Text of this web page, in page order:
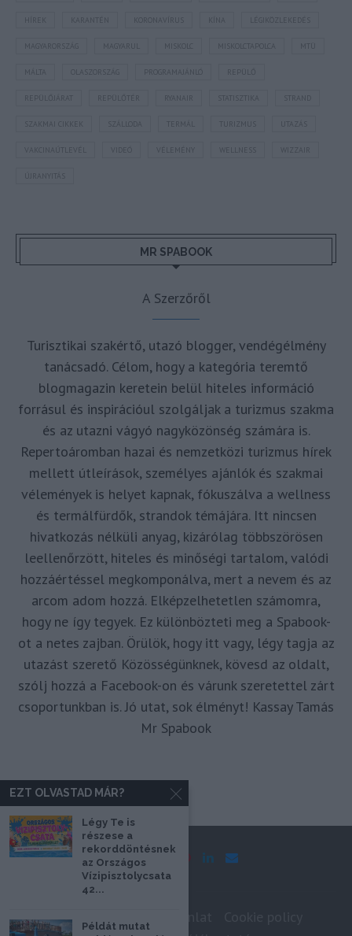
KARANTÉN LÉGIKÖZLEKEDÉS
MAGYARORSZÁG MISKOLCTAPOLCA MTÜ
MÁLTA OLASZORSZÁG
REPÜLŐJÁRAT REPÜLŐTÉR STATISZTIKA STRAND
SZAKMAI CIKKEK SZÁLLODA TERMÁL TURIZMUS UTAZÁS
VAKCINAÚTLEVÉL WIZZAIR
ÚJRANYITÁS
MR SPABOOK
A Szerzőről
Turisztikai szakértő, utazó blogger, vendégélmény
tanácsadó. Célom, hogy a kategória teremtő
blogmagazin keretein belül hiteles információ
forrásul és inspirációul szolgáljak a turizmus szakma
és az utazni vágyó nagyközönség számára is.
Repertoáromban hazai és nemzetközi turizmus hírek
mellett útleírások, személyes ajánlók és szakmai
vélemények is helyet kapnak, fókuszálva a wellness
és termálfürdők, strandok témájára. Itt nincsen
hivatkozás nélküli anyag, kizárólag többszörösen
leellenőrzött, hiteles és minőségi tartalom, valódi
hozzáértéssel megkomponálva, mert a nevem és az
arcom adom hozzá. Elképzelhetetlen számomra,
hogy ne így tegyek. Ez különbözteti meg a Spabook-
ot a netes zajban. Örülök, hogy itt vagy, légy tagja az
utazást szerető Közösségünknek, kövesd az oldalt,
szólj hozzá a Facebook-on és várunk szeretettel zárt
csoportunkban is. Jó utat, sok élményt! Kassay Tamás
Mr Spabook
Impresszum
EZT OLVASTAD MÁR?
Légy Te is
részese a
rekorddöntésnek
az Országos
Vízipisztolycsata
42...
Példát mutat